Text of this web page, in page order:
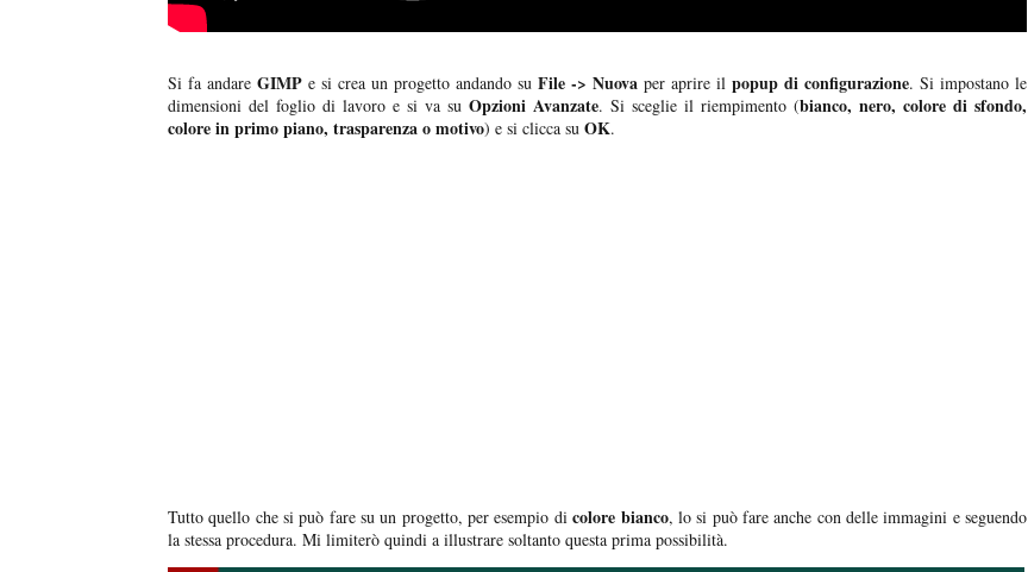
Si fa andare GIMP e si crea un progetto andando su File -> Nuova per aprire il popup di configurazione. Si impostano le
dimensioni del foglio di lavoro e si va su Opzioni Avanzate. Si sceglie il riempimento (bianco, nero, colore di sfondo,
colore in primo piano, trasparenza o motivo) e si clicca su OK.
Tutto quello che si può fare su un progetto, per esempio dicolore bianco, lo si può fare anche con delle immagini e seguendo
la stessa procedura. Mi limiterò quindi a illustrare soltanto questa prima possibilità.